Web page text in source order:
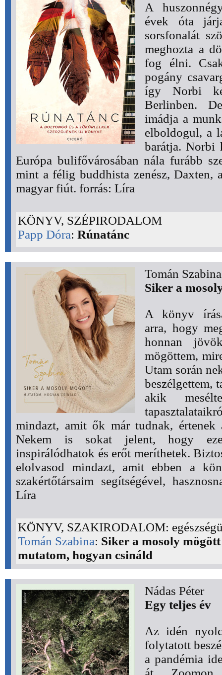
A
évek óta
sorsfonalát
meghozta a
fog élni.
pogány
így Norbi
Berlinben.
imádja a
elboldogul, a
barátja. Norbi
Európa bulifővárosában nála furább
mint a félig buddhista zenész, Daxten,
magyar fiút. forrás: Líra
KÖNYV, SZÉPIRODALOM
Papp Dóra: Rúnatánc
Tomán Szabina
Siker a
A könyv
arra, hogy
honnan
mögöttem,
Utam során
beszélgettem,
akik
mindazt, amit ők már tudnak,
Nekem is sokat jelent, hogy
inspirálódhatok és erőt meríthetek.
elolvasod mindazt, amit ebben a
szakértőtársaim segítségével,
Líra
KÖNYV, SZAKIRODALOM:
Tomán Szabina: Siker a mosoly
mutatom, hogyan csináld
Nádas Péter
Egy teljes év
Az idén
folytatott
a pandémia